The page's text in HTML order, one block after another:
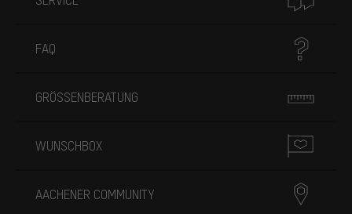
FAQ
GRÖSSENBERATUNG
WUNSCHBOX
AACHENER COMMUNITY